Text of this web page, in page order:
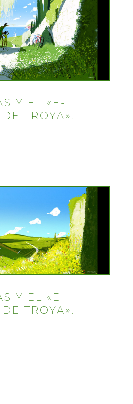
Y EL «E-
TROYA».
Y EL «E-
TROYA».